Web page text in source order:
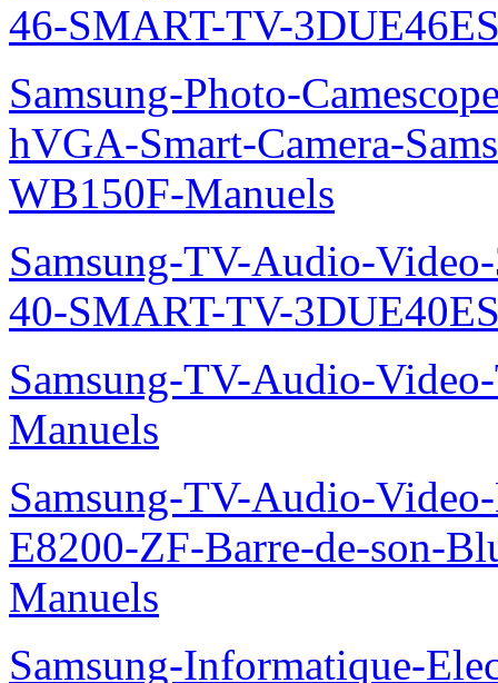
46-SMART-TV-
Samsung-Photo-
hVGA-Smart-Camera-
WB150F-Manuels
Samsung-TV-Audio-
40-SMART-TV-
Samsung-TV-Audio-
Manuels
Samsung-TV-Audio-
E8200-ZF-Barre-de-son-
Manuels
Samsung-Informatique-